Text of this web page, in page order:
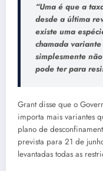
“Uma é que a
desde a última
existe uma
chamada
simplesmente
pode ter para
Grant disse que o
importa mais variantes
plano de
prevista para 21 de
levantadas todas as